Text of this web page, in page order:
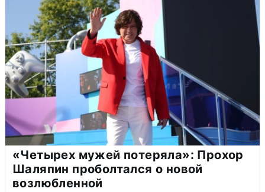
«Четырех мужей потеряла»: Прохор
Шаляпин проболтался о новой
возлюбленной